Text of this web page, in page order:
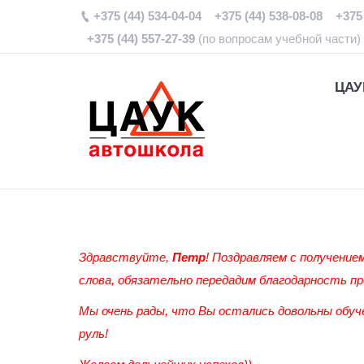
+375 (44) 534-04-04 +375 (44) 538-08-08
+375 (44) 557-27-39 (по вопросам учебной части)
Здравствуйте, Петр! Поздравляем с
слова, обязательно передадим благодарность
Мы очень рады, что Вы остались довольны
руль!